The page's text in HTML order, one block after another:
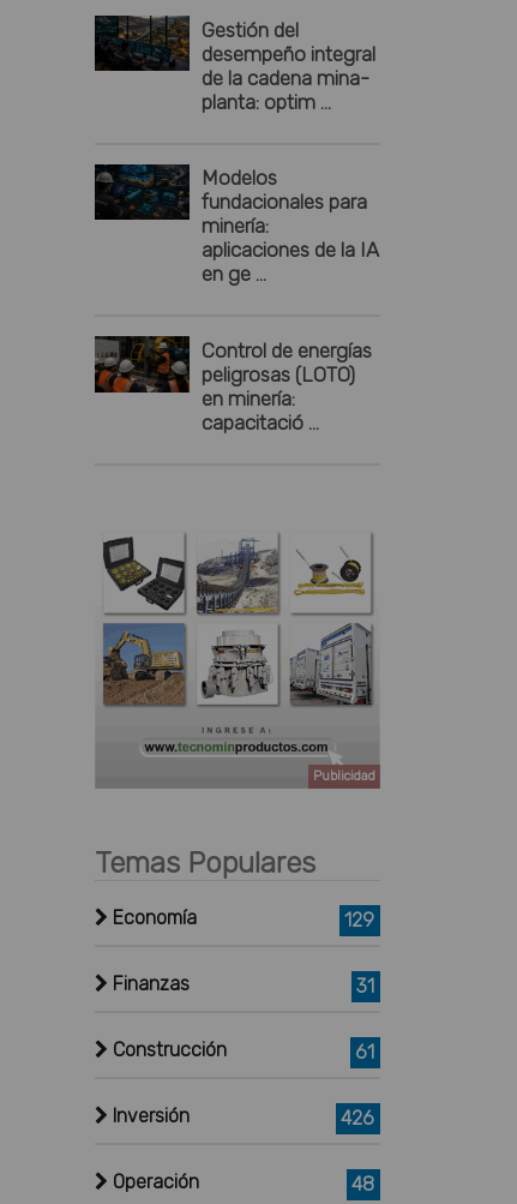
Gestión del
desempeño integral
de la cadena mina-
planta: optim ...
Modelos
fundacionales para
minería:
aplicaciones de la IA
en ge ...
Control de energías
peligrosas (LOTO)
en minería:
capacitació ...
Publicidad
Temas Populares
Economía 129
Finanzas 31
Construcción 61
Inversión 426
Operación 48